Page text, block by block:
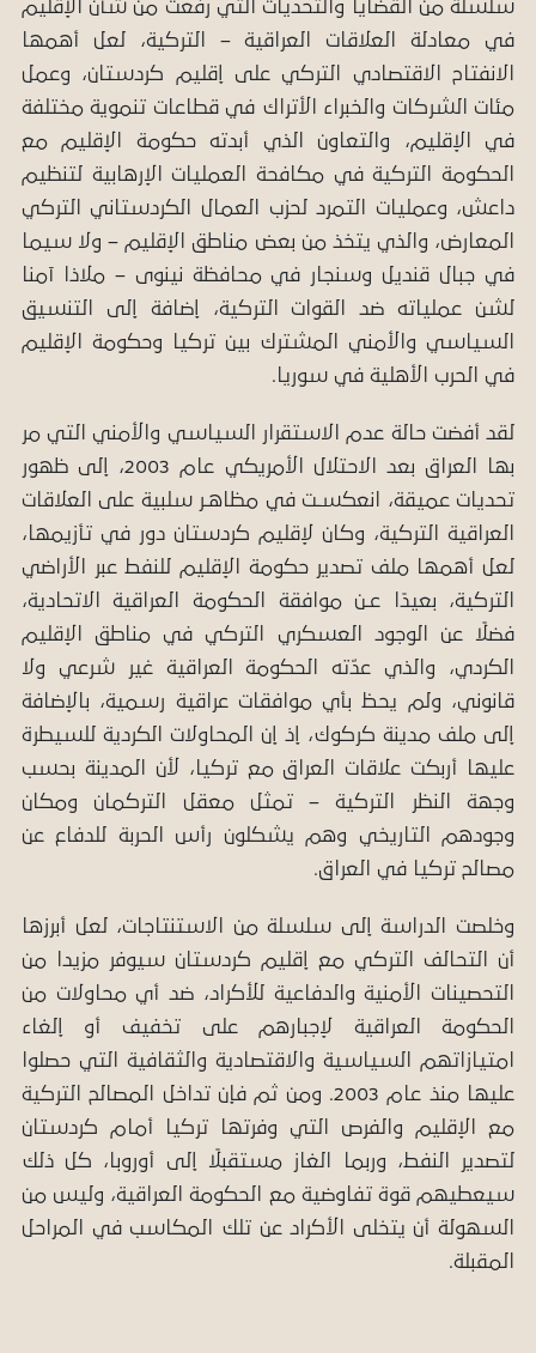
سلسلة من القضايا والتحديات التي رفعت من شأن الإقليم
في معادلة العلاقات العراقية – التركية، لعل أهمها
الانفتاح الاقتصادي التركي على إقليم کردستان، وعمل
مئات الشركات والخبراء الأتراك في قطاعات تنموية مختلفة
في الإقليم، والتعاون الذي أبدته حكومة الإقليم مع
الحكومة التركية في مكافحة العمليات الإرهابية لتنظيم
داعش، وعمليات التمرد لحزب العمال الكردستاني التركي
المعارض، والذي يتخذ من بعض مناطق الإقليم – ولا سيما
في جبال قنديل وسنجار في محافظة نينوى – ملاذا آمنا
لشن عملياته ضد القوات التركية، إضافة إلى التنسيق
السياسي والأمني المشترك بين تركيا وحكومة الإقليم
في الحرب الأهلية في سوريا.
لقد أفضت حالة عدم الاستقرار السياسي والأمني التي مر
بها العراق بعد الاحتلال الأمريكي عام 2003، إلى ظهور
تحديات عميقة، انعكسـت في مظاهـر سلبية على العلاقات
العراقية التركية، وكان لإقليم كردستان دور في تأزيمها،
لعل أهمها ملف تصدير حكومة الإقليم للنفط عبر الأراضي
التركية، بعيدًا عـن موافقة الحكومة العراقية الاتحادية،
فضلًا عن الوجود العسكري التركي في مناطق الإقليم
الكردي، والذي عدّته الحكومة العراقية غير شرعي ولا
قانوني، ولم يحظ بأي موافقات عراقية رسمية، بالإضافة
إلى ملف مدينة كركوك، إذ إن المحاولات الكردية للسيطرة
عليها أربكت علاقات العراق مع تركيا، لأن المدينة بحسب
وجهة النظر التركية – تمثل معقل التركمان ومكان
وجودهم التاريخي وهم يشكلون رأس الحربة للدفاع عن
مصالح تركيا في العراق.
وخلصت الدراسة إلى سلسلة من الاستنتاجات، لعل أبرزها
أن التحالف التركي مع إقليم كردستان سيوفر مزيدا من
التحصينات الأمنية والدفاعية للأكراد، ضد أي محاولات من
الحكومة العراقية لإجبارهم على تخفيف أو إلغاء
امتيازاتهم السياسية والاقتصادية والثقافية التي حصلوا
عليها منذ عام 2003. ومن ثم فإن تداخل المصالح التركية
مع الإقليم والفرص التي وفرتها تركيا أمام كردستان
لتصدير النفط، وربما الغاز مستقبلًا إلى أوروبا، كل ذلك
سيعطيهم قوة تفاوضية مع الحكومة العراقية، وليس من
السهولة أن يتخلى الأكراد عن تلك المكاسبفي المراحل
المقبلة.